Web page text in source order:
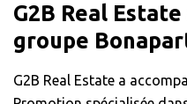
G2B Real
groupe
G2B Real Estate a